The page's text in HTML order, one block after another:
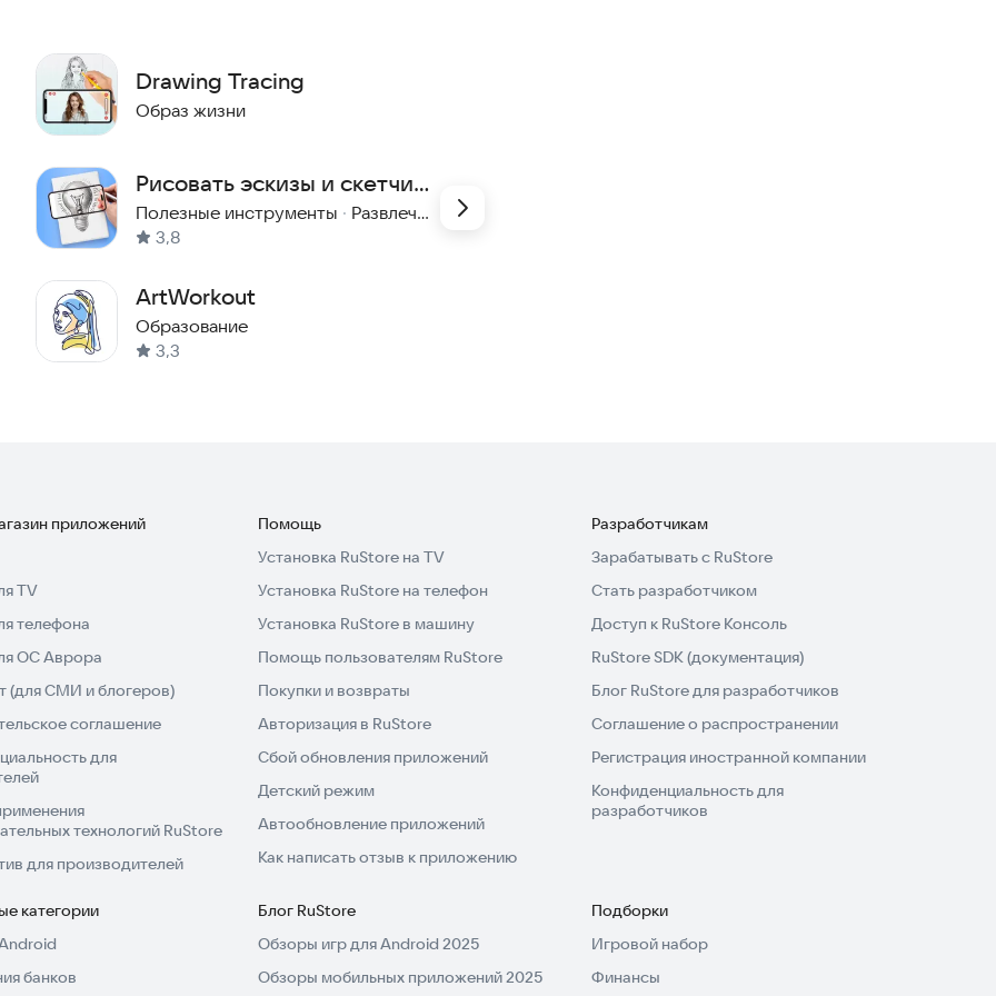
рисования.
уже сегодня!
Drawing Tracing
Образ жизни
Рисовать эскизы и скетчи
АР, простое рисование AR
Полезные инструменты · Развлечения
3,8
ArtWorkout
Образование
3,3
приложений
TV
телефона
ОС Аврора
(для СМИ и блогеров)
соглашение
для
технологий RuStore
для производителей
Помощь
Установка RuStore на TV
Установка RuStore на телефон
Установка RuStore в машину
Помощь пользователям RuStore
Покупки и возвраты
Авторизация в RuStore
Сбой обновления приложений
Детский режим
Автообновление приложений
Как написать отзыв к приложению
Разработчикам
Зарабатывать с RuStore
Стать разработчиком
Доступ к RuStore Консоль
RuStore SDK (документация)
Блог RuStore для разработчиков
Соглашение о распространении
Регистрация иностранной компании
Конфиденциальность для
разработчиков
категории
банков
Блог RuStore
Обзоры игр для Android 2025
Обзоры мобильных приложений 2025
Подборки
Игровой набор
Финансы